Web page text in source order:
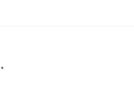
*